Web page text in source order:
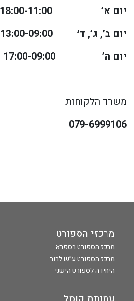
יום א’
18:00-11:00
יום ב’, ג’, ד׳
13:00-09:00, 15:00 – 18:00
יום ה’
17:00-09:00
משרד הלקוחות
079-6999106
מרכזי הספורט
מרכז הספורט בספרא
מרכז הספורט ע״ש לרנר
היחידה לספורט הישגי